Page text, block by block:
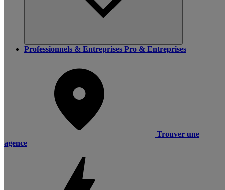
Professionnels & Entreprises Pro & Entreprises
Trouver une
agence